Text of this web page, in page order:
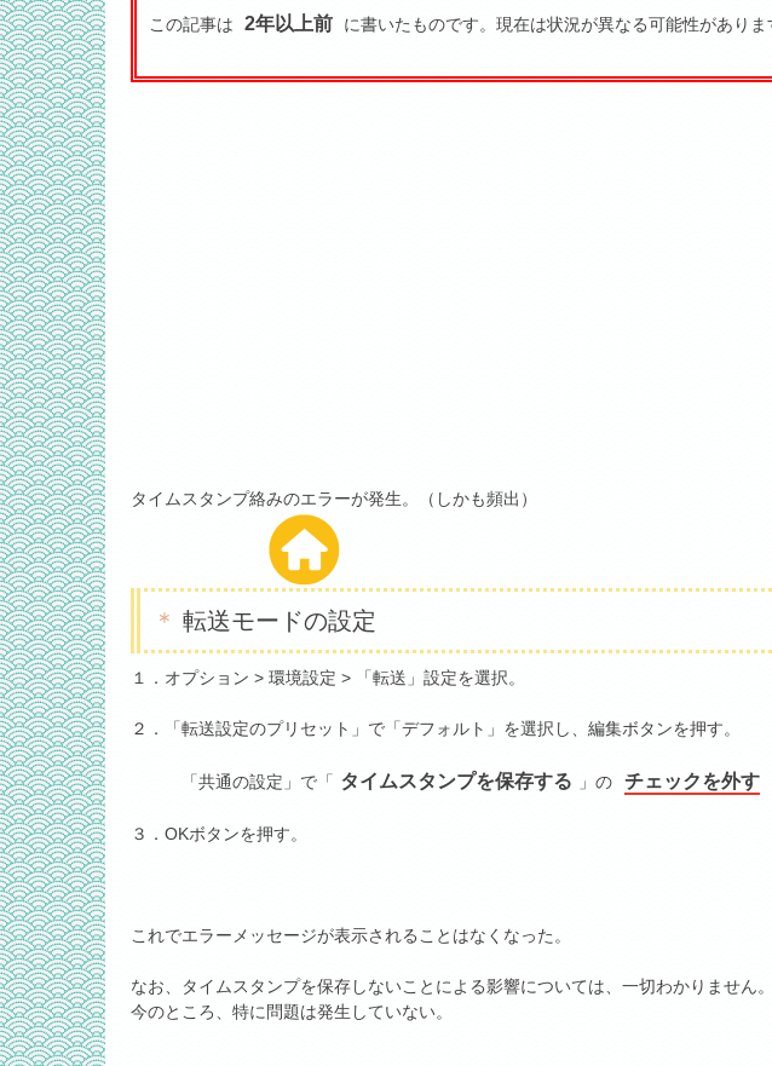
この記事は
2年以上前 に書いたものです。現在は状況が異なる可能性がありま
タイムスタンプ絡みのエラーが発生。（しかも頻出）
転送モードの設定
１．オプション > 環境設定 > 「転送」設定を選択。
２．「転送設定のプリセット」で「デフォルト」を選択し、編集ボタンを押す。
「共通の設定」で「 タイムスタンプを保存する 」の チェックを外す
３．OKボタンを押す。
これでエラーメッセージが表示されることはなくなった。
なお、タイムスタンプを保存しないことによる影響については、一切わかりません。
今のところ、特に問題は発生していない。